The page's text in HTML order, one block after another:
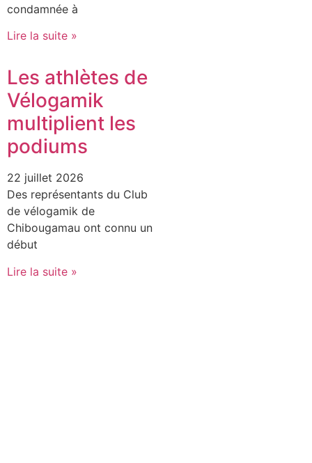
condamnée à
Lire la suite »
Les athlètes de
Vélogamik
multiplient les
podiums
22 juillet 2026
Des représentants du Club
de vélogamik de
Chibougamau ont connu un
début
Lire la suite »